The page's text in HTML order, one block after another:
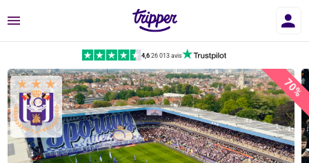
Menu
4,6|26 013 avis
70%